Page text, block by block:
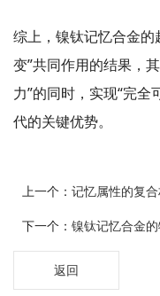
综上，镍钛记忆合金的
变”共同作用的结果，
力”的同时，实现“完
代的关键优势。
上一个： 记忆属性的复
下一个： 镍钛记忆合金
返回